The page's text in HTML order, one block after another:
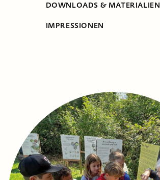
DOWNLOADS & MATERIALIEN
IMPRESSIONEN